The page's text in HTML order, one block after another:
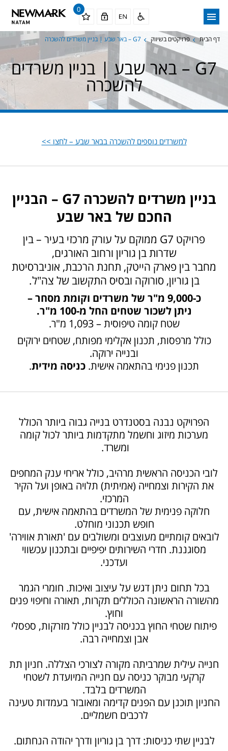
0
דף הבית פרויקטים בשיווק G7 – באר שבע | בניין משרדים להשכרה
G7 – באר שבע | בניין משרדים
להשכרה
למשרדים נוספים להשכרה בבאר שבע – לחצו >>
בניין משרדים להשכרה G7 – הבניין
החכם של באר שבע
פרויקט G7 ממוקם על עורק מרכזי בעיר – בין
שדרות בן גוריון ורחוב האורגים,
מחבר בין פארק הייטק, תחנת הרכבת, אוניברסיטת
בן גוריון, סורוקה ובסיס התקשוב של צה"ל.
כ-9,000 מ"ר של משרדים וקומת מסחר –
ניתן לשכור שטחים החל מ-100 מ"ר.
שטח קומה טיפוסית – 1,093 מ"ר.
כולל מרפסות, תכנון אקלימי מפותח, שטחים ירוקים
ובנייה ירוקה.
תכנון פנימי בהתאמה אישית. כניסה מידית.
הפרויקט נבנה בסטנדרט בנייה גבוה ביותר הכולל
מערכות מיזוג וחשמל מתקדמות ביותר לכול קומה
ומשרד.
לובי הכניסה הראשית מרהיב, כולל אריחי ענק המחפים
את הקירות וצמחייה (אמיתית) תלויה באופן ועל הקיר
המרכזי.
חלוקה פנימית של המשרדים בהתאמה אישית, עם
חופש תכנוני מוחלט.
לובאים קומתיים מעוצבים ומשולבים עם 'תאורת אווירה'
מסוגננת. חדרי השירותים יפיפיים ובתכנון עכשווי
ועדכני.
בכל תחום ניתן דגש על עיצוב ואיכות. חומרי הגמר
מהשורה הראשונה הכוללים תקרות, תאורה וחיפוי פנים
וחוץ.
פיתוח שטחי החוץ בכניסה לבניין כולל מזרקות, ספסלי
אבן וצמחייה רבה.
חנייה עילית שמרביתה מקורה לצורכי הצללה. חניון תת
קרקעי מבוקר כניסה עם חנייה המיועדת לשטחי
המשרדים בלבד.
החניון תוכנן עם הפנים קדימה ומאובזר בעמדות טעינה
לרכבים חשמליים.
לבניין שתי כניסות: דרך בן גוריון ודרך יהודה הנחתום.